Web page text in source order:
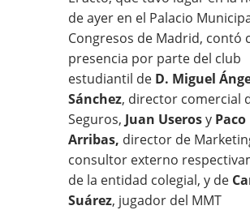
de ayer en el Palacio
Congresos de Madrid, contó
presencia por parte del club
estudiantil de D. Miguel
Sánchez, director comercial
Seguros, Juan Userosy Paco
Arribas, director de
consultor externo
de la entidad colegial, y de
Suárez, jugador del MMT